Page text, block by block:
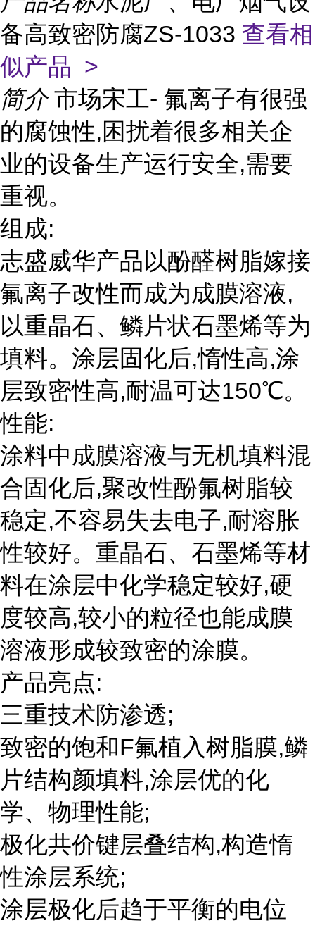
备高致密防腐ZS-1033 查看相
似产品 >
简介 市场宋工- 氟离子有很强
的腐蚀性,困扰着很多相关企
业的设备生产运行安全,需要
重视。
组成:
志盛威华产品以酚醛树脂嫁接
氟离子改性而成为成膜溶液,
以重晶石、鳞片状石墨烯等为
填料。涂层固化后,惰性高,涂
层致密性高,耐温可达150℃。
性能:
涂料中成膜溶液与无机填料混
合固化后,聚改性酚氟树脂较
稳定,不容易失去电子,耐溶胀
性较好。重晶石、石墨烯等材
料在涂层中化学稳定较好,硬
度较高,较小的粒径也能成膜
溶液形成较致密的涂膜。
产品亮点:
三重技术防渗透;
致密的饱和F氟植入树脂膜,鳞
片结构颜填料,涂层优的化
学、物理性能;
极化共价键层叠结构,构造惰
性涂层系统;
涂层极化后趋于平衡的电位